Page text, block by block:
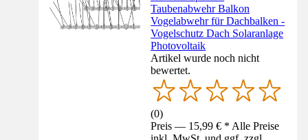
Taubenabwehr Balkon
Vogelabwehr für Dachbalken -
Vogelschutz Dach Solaranlage
Photovoltaik
Artikel wurde noch nicht
bewertet.
(0)
Preis — 15,99 € * Alle Preise